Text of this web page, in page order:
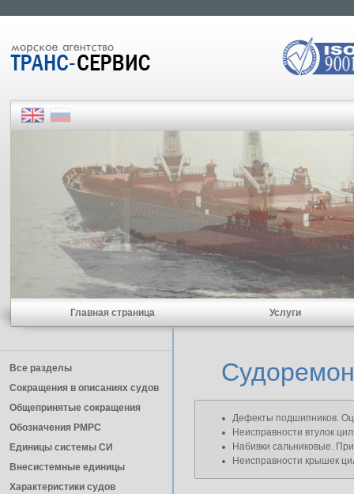
Главная страница Услуги
Все разделы
Сокращения в описаниях судов
Общепринятые сокращения
Обозначения РМРС
Единицы cистемы СИ
Внесистемные единицы
Характеристики судов
Дефекты подшипников.
Неисправности втулок
Набивки сальниковые.
Неисправности крышек